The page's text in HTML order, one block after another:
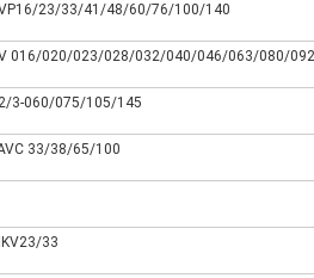
23/33/41/48/60/76/100/140
016/020/023/028/032/040/046/063/080/
3-060/075/105/145
33/38/65/100
33